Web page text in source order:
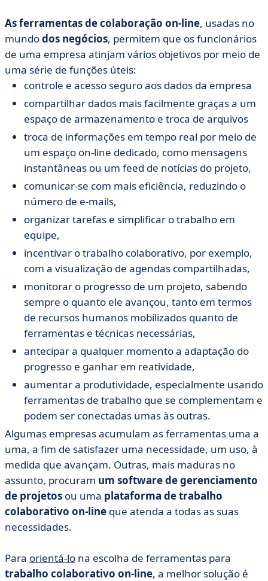
As ferramentas de colaboração on-line, usadas no
mundodos negócios, permitem que os funcionários
de uma empresa atinjam vários objetivos por meio de
uma série de funções úteis:
controle e acesso seguro aos dados da empresa
compartilhar dados mais facilmente graças a um
espaço de armazenamento e troca de arquivos
troca de informações em tempo real por meio de
um espaço on-line dedicado, como mensagens
instantâneas ou um feed de notícias do projeto,
comunicar-se com mais eficiência, reduzindo o
número de e-mails,
organizar tarefas e simplificar o trabalho em
equipe,
incentivar o trabalho colaborativo, por exemplo,
com a visualização de agendas compartilhadas,
monitorar o progresso de um projeto, sabendo
sempre o quanto ele avançou, tanto em termos
de recursos humanos mobilizados quanto de
ferramentas e técnicas necessárias,
antecipar a qualquer momento a adaptação do
progresso e ganhar em reatividade,
aumentar a produtividade, especialmente usando
ferramentas de trabalho que se complementam e
podem ser conectadas umas às outras.
Algumas empresas acumulam as ferramentas uma a
uma, a fim de satisfazer uma necessidade, um uso, à
medida que avançam. Outras, mais maduras no
assunto, procuram um software de gerenciamento
de projetos ou uma plataforma de trabalho
colaborativo on-line que atenda a todas as suas
necessidades.
Para orientá-lo na escolha de ferramentas para
trabalho colaborativo on-line, a melhor solução é